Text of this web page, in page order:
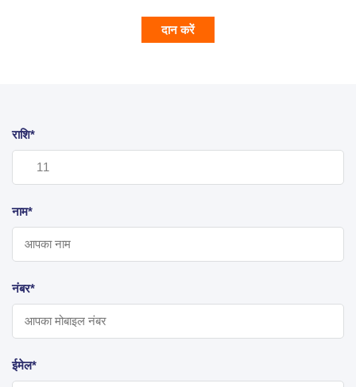
दान करें
राशि*
नाम*
नंबर*
ईमेल*